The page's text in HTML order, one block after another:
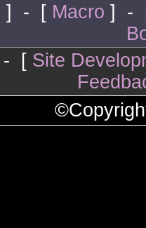
] - [ Macro ] -
[ Site